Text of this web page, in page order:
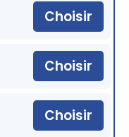
Choisir
Choisir
Choisir